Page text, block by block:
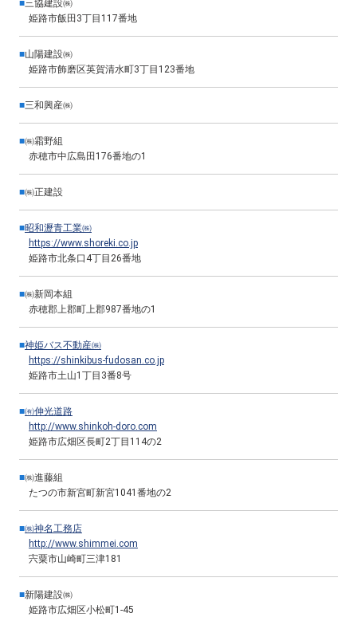
■三協建設㈱
姫路市飯田3丁目117番地
■山陽建設㈱
姫路市飾磨区英賀清水町3丁目123番地
■三和興産㈱
■㈱霜野組
赤穂市中広島田176番地の1
■㈱正建設
■昭和瀝青工業㈱
https://www.shoreki.co.jp
姫路市北条口4丁目26番地
■㈱新岡本組
赤穂郡上郡町上郡987番地の1
■神姫バス不動産㈱
https://shinkibus-fudosan.co.jp
姫路市土山1丁目3番8号
■㈲伸光道路
http://www.shinkoh-doro.com
姫路市広畑区長町2丁目114の2
■㈱進藤組
たつの市新宮町新宮1041番地の2
■㈱神名工務店
http://www.shimmei.com
宍粟市山崎町三津181
■新陽建設㈱
姫路市広畑区小松町1-45